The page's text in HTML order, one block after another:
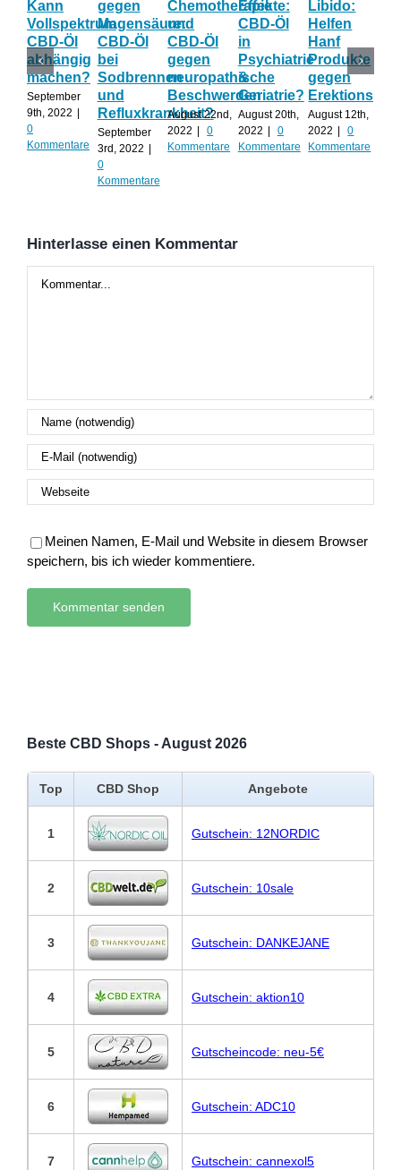
Kann
Vollspektrum
CBD-Öl
abhängig
machen?
September
9th, 2022
0
Kommentare
gegen
Magensäure:
CBD-Öl
bei
Sodbrennen
und
Refluxkrankheit?
September
3rd, 2022
0
Kommentare
Chemotherapie
und
CBD-Öl
gegen
neuropathische
Beschwerden
August 22nd,
2022
0
Kommentare
Effekte:
CBD-Öl
in
Psychiatrie
&
Geriatrie?
August 20th,
2022
0
Kommentare
Libido:
Helfen
Hanf
Produkte
gegen
August 12th,
2022
0
Kommentare
Hinterlasse einen Kommentar
Meinen Namen, E-Mail und Website in diesem Browser
speichern, bis ich wieder kommentiere.
Beste CBD Shops - August 2026
Top CBD Shop Angebote
1 Gutschein: 12NORDIC
2 Gutschein: 10sale
3 Gutschein: DANKEJANE
4 Gutschein: aktion10
5 Gutscheincode: neu-5€
6 Gutschein: ADC10
7 Gutschein: cannexol5